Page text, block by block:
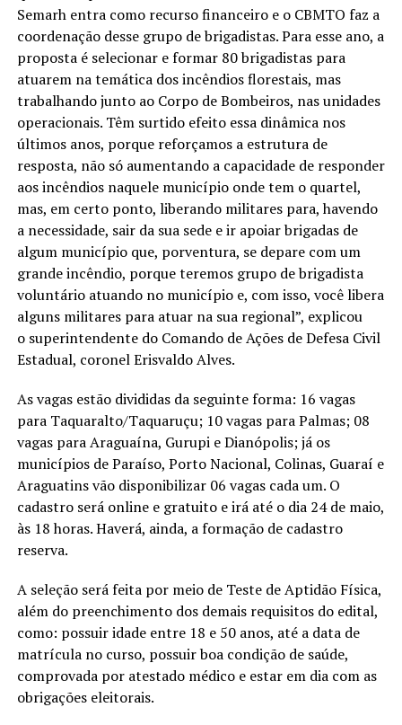
Semarh entra como recurso financeiro e o CBMTO faz a
coordenação desse grupo de brigadistas. Para esse ano, a
proposta é selecionar e formar 80 brigadistas para
atuarem na temática dos incêndios florestais, mas
trabalhando junto ao Corpo de Bombeiros, nas unidades
operacionais. Têm surtido efeito essa dinâmica nos
últimos anos, porque reforçamos a estrutura de
resposta, não só aumentando a capacidade de responder
aos incêndios naquele município onde tem o quartel,
mas, em certo ponto, liberando militares para, havendo
a necessidade, sair da sua sede e ir apoiar brigadas de
algum município que, porventura, se depare com um
grande incêndio, porque teremos grupo de brigadista
voluntário atuando no município e, com isso, você libera
alguns militares para atuar na sua regional”, explicou
o superintendente do Comando de Ações de Defesa Civil
Estadual, coronel Erisvaldo Alves.
As vagas estão divididas da seguinte forma: 16 vagas
para Taquaralto/Taquaruçu; 10 vagas para Palmas; 08
vagas para Araguaína, Gurupi e Dianópolis; já os
municípios de Paraíso, Porto Nacional, Colinas, Guaraí e
Araguatins vão disponibilizar 06 vagas cada um. O
cadastro será online e gratuito e irá até o dia 24 de maio,
às 18 horas. Haverá, ainda, a formação de cadastro
reserva.
A seleção será feita por meio de Teste de Aptidão Física,
além do preenchimento dos demais requisitos do edital,
como: possuir idade entre 18 e 50 anos, até a data de
matrícula no curso, possuir boa condição de saúde,
comprovada por atestado médico e estar em dia com as
obrigações eleitorais.